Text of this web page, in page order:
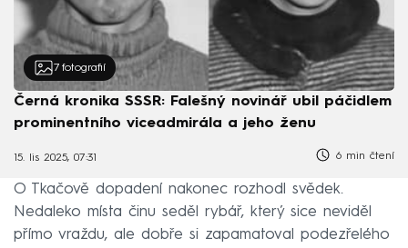
7 fotografií
Černá kronika SSSR: Falešný novinář ubil páčidlem
prominentního viceadmirála a jeho ženu
15. lis 2025, 07:31 6 min čtení
O Tkačově dopadení nakonec rozhodl svědek.
Nedaleko místa činu seděl rybář, který sice neviděl
přímo vraždu, ale dobře si zapamatoval podezřelého